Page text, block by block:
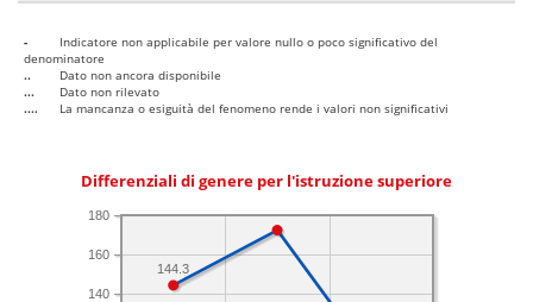
-
Indicatore non applicabile per valore nullo o poco significativo del
denominatore
..
Dato non ancora disponibile
...
Dato non rilevato
....
La mancanza o esiguità del fenomeno rende i valori non significativi
Differenziali di genere per l'istruzione superiore
140
160
180
144.3